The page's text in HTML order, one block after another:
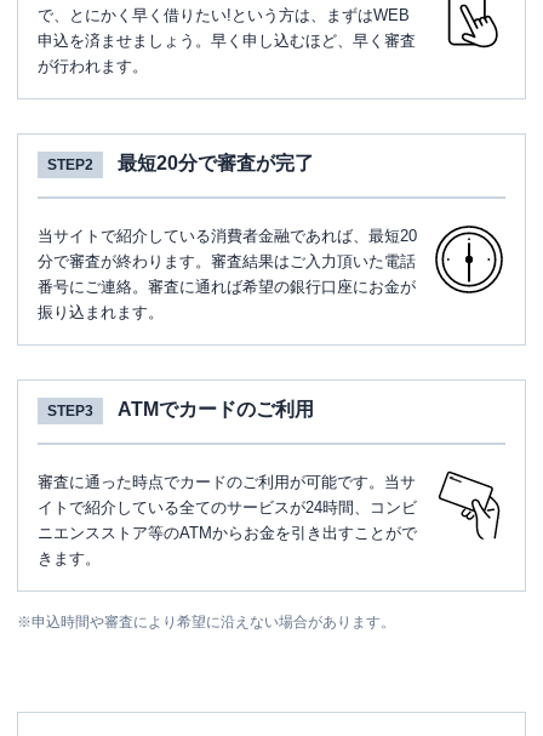
で、とにかく早く借りたい!という方は、まずはWEB
申込を済ませましょう。早く申し込むほど、早く審査
が行われます。
STEP2 最短20分で審査が完了
当サイトで紹介している消費者金融であれば、最短20
分で審査が終わります。審査結果はご入力頂いた電話
番号にご連絡。審査に通れば希望の銀行口座にお金が
振り込まれます。
STEP3 ATMでカードのご利用
審査に通った時点でカードのご利用が可能です。当サ
イトで紹介している全てのサービスが24時間、コンビ
ニエンスストア等のATMからお金を引き出すことがで
きます。
※申込時間や審査により希望に沿えない場合があります。